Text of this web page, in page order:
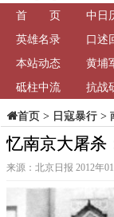
首 页 中日
英雄名录
口述
本站动态
黄埔
砥柱中流
抗战
首页> 日寇暴行>
忆南京大屠杀
来源：北京日报 2012年